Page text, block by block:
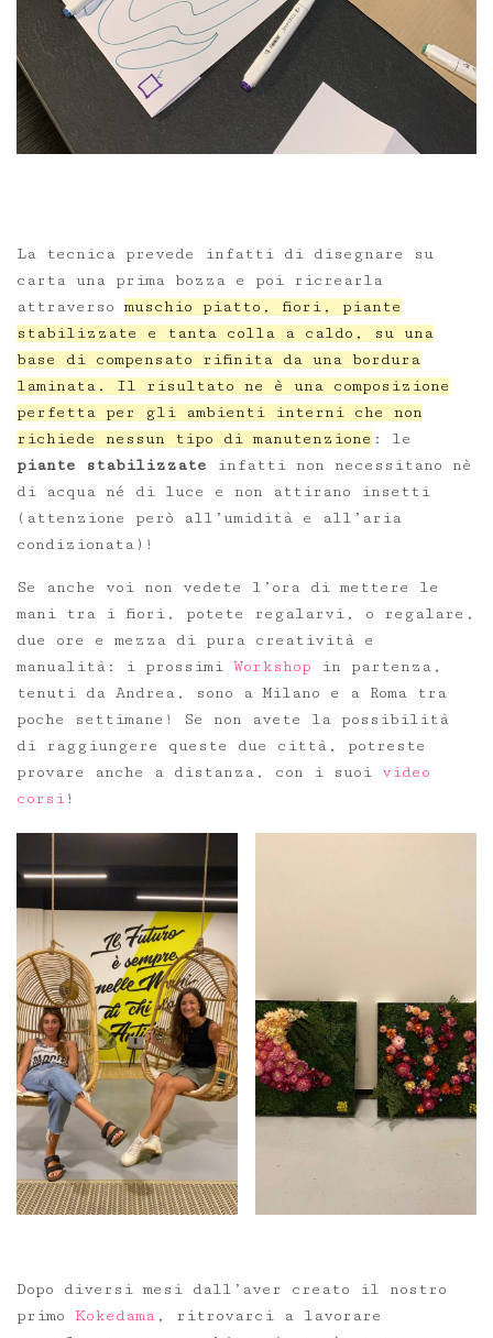
La tecnica prevede infatti di disegnare su
carta una prima bozza e poi ricrearla
attraverso muschio piatto, fiori, piante
stabilizzate e tanta colla a caldo, su una
base di compensato rifinita da una bordura
laminata. Il risultato ne è una composizione
perfetta per gli ambienti interni che non
richiede nessun tipo di manutenzione : le
piante stabilizzate infatti non necessitano nè
di acqua né di luce e non attirano insetti
(attenzione però all’umidità e all’aria
condizionata)!
Se anche voi non vedete l’ora di mettere le
mani tra i fiori, potete regalarvi, o regalare,
due ore e mezza di pura creatività e
manualità: i prossimi Workshop in partenza,
tenuti da Andrea, sono a Milano e a Roma tra
poche settimane! Se non avete la possibilità
di raggiungere queste due città, potreste
provare anche a distanza, con i suoi video
corsi!
Dopo diversi mesi dall’aver creato il nostro
primo Kokedama , ritrovarci a lavorare